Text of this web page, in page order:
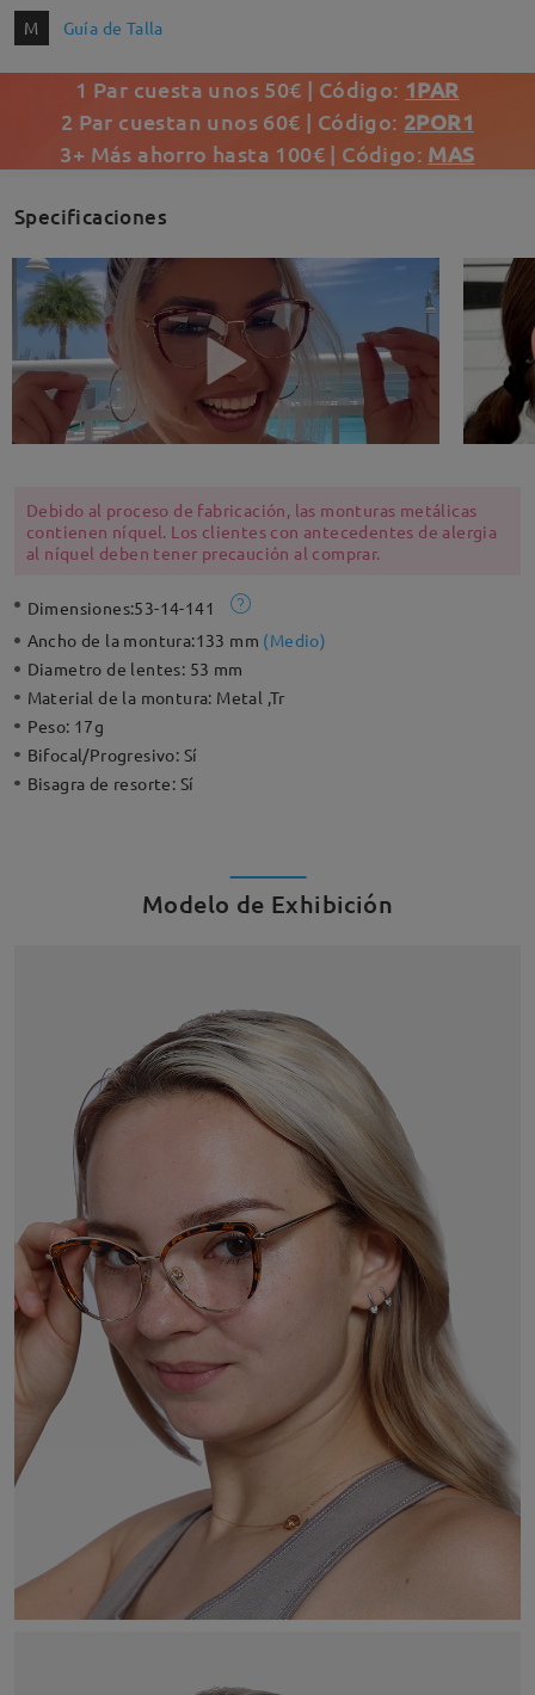
M Guía de Talla
1 Par cuesta unos 50€ | Código: 1PAR
2 Par cuestan unos 60€ | Código: 2POR1
3+ Más ahorro hasta 100€ | Código: MAS
Specificaciones
Debido al proceso de fabricación, las monturas metálicas
contienen níquel. Los clientes con antecedentes de alergia
al níquel deben tener precaución al comprar.
Dimensiones:53-14-141
Ancho de la montura:133 mm (Medio)
Diametro de lentes: 53 mm
Material de la montura: Metal ,Tr
Peso: 17g
Bifocal/Progresivo: Sí
Bisagra de resorte: Sí
Modelo de Exhibición